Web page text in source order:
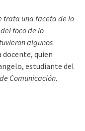
trata una faceta de lo
foco de lo
algunos
docente, quien
estudiante del
Comunicación.